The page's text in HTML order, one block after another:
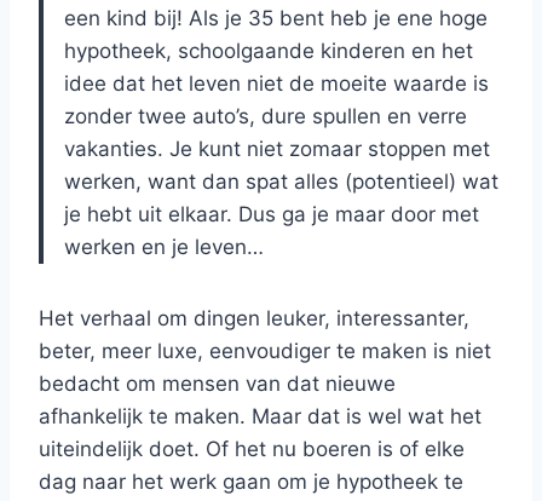
een kind bij! Als je 35 bent heb je ene hoge
hypotheek, schoolgaande kinderen en het
idee dat het leven niet de moeite waarde is
zonder twee auto’s, dure spullen en verre
vakanties. Je kunt niet zomaar stoppen met
werken, want dan spat alles (potentieel) wat
je hebt uit elkaar. Dus ga je maar door met
werken en je leven…
Het verhaal om dingen leuker, interessanter,
beter, meer luxe, eenvoudiger te maken is niet
bedacht om mensen van dat nieuwe
afhankelijk te maken. Maar dat is wel wat het
uiteindelijk doet. Of het nu boeren is of elke
dag naar het werk gaan om je hypotheek te